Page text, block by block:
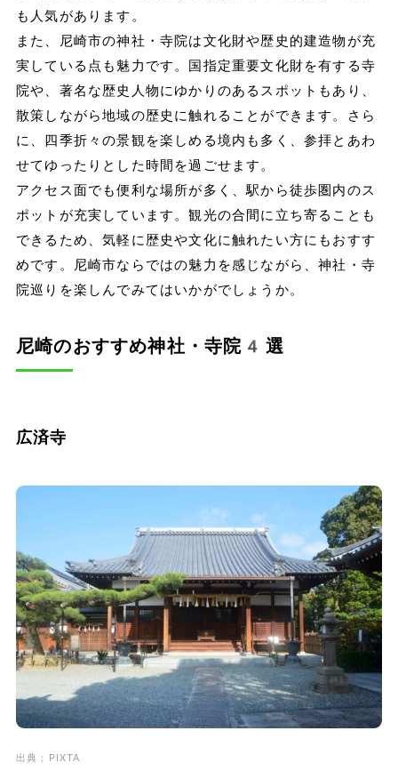
も人気があります。
また、尼崎市の神社・寺院は文化財や歴史的建造物が充
実している点も魅力です。国指定重要文化財を有する寺
院や、著名な歴史人物にゆかりのあるスポットもあり、
散策しながら地域の歴史に触れることができます。さら
に、四季折々の景観を楽しめる境内も多く、参拝とあわ
せてゆったりとした時間を過ごせます。
アクセス面でも便利な場所が多く、駅から徒歩圏内のス
ポットが充実しています。観光の合間に立ち寄ることも
できるため、気軽に歴史や文化に触れたい方にもおすす
めです。尼崎市ならではの魅力を感じながら、神社・寺
院巡りを楽しんでみてはいかがでしょうか。
尼崎のおすすめ神社・寺院4選
広済寺
出典；PIXTA